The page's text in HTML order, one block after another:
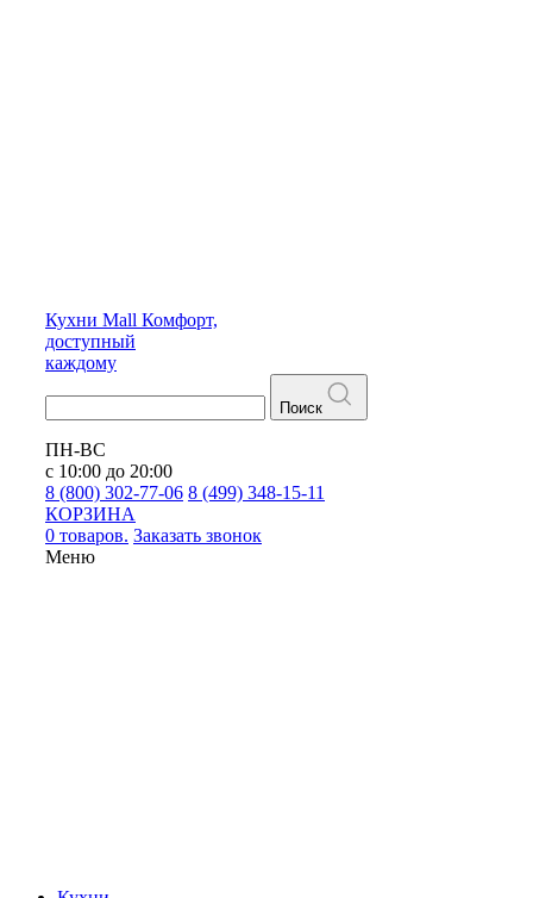
Кухни Mall Комфорт,
доступный
каждому
Поиск
ПН-ВС
с 10:00 до 20:00
8 (800) 302-77-06 8 (499) 348-15-11
КОРЗИНА
0 товаров. Заказать звонок
Меню